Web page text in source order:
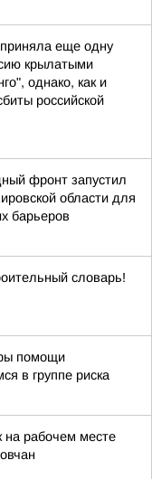
еще одну
крылатыми
однако, как и
российской
фронт запустил
области для
барьеров
словарь!
помощи
в группе риска
на рабочем месте